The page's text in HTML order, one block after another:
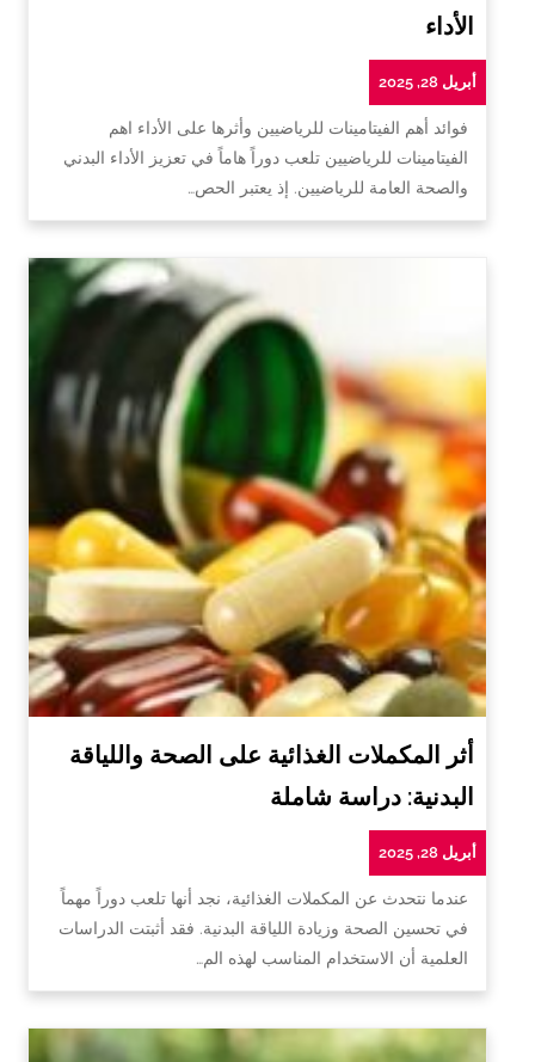
الأداء
أبريل 28, 2025
فوائد أهم الفيتامينات للرياضيين وأثرها على الأداء اهم
الفيتامينات للرياضيين تلعب دوراً هاماً في تعزيز الأداء البدني
والصحة العامة للرياضيين. إذ يعتبر الحص…
أثر المكملات الغذائية على الصحة واللياقة
البدنية: دراسة شاملة
أبريل 28, 2025
عندما نتحدث عن المكملات الغذائية، نجد أنها تلعب دوراً مهماً
في تحسين الصحة وزيادة اللياقة البدنية. فقد أثبتت الدراسات
العلمية أن الاستخدام المناسب لهذه الم…